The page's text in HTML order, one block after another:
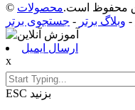
محصولات
- وبلاگ برتر - جستجوی برتر
ارسال ایمیل
x
ESC بزنید